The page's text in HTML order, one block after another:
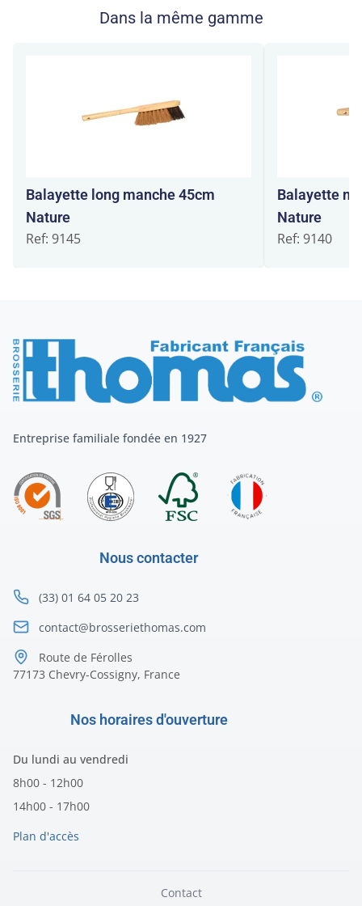
Dans la même gamme
Balayette long manche 45cm
Nature
Ref: 9145
Balayette
Nature
Ref: 9140
Entreprise familiale fondée en 1927
Nous contacter
(33) 01 64 05 20 23
contact@brosseriethomas.com
Route de Férolles
77173 Chevry-Cossigny, France
Nos horaires d'ouverture
Du lundi au vendredi
8h00 - 12h00
14h00 - 17h00
Plan d'accès
Contact